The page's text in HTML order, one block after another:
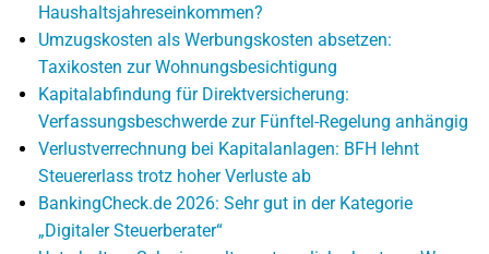
Haushaltsjahreseinkommen?
Umzugskosten als Werbungskosten absetzen:
Taxikosten zur Wohnungsbesichtigung
Kapitalabfindung für Direktversicherung:
Verfassungsbeschwerde zur Fünftel-Regelung anhängig
Verlustverrechnung bei Kapitalanlagen: BFH lehnt
Steuererlass trotz hoher Verluste ab
BankingCheck.de 2026: Sehr gut in der Kategorie
„Digitaler Steuerberater“